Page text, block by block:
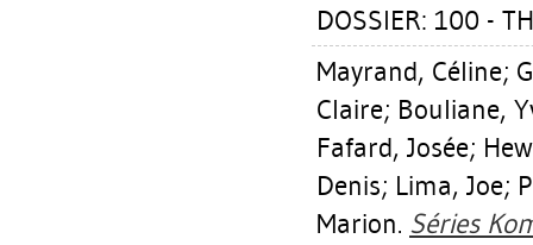
DOSSIER: 100 -
Mayrand, Céline;
Claire; Bouliane,
Fafard, Josée;
Denis; Lima, Joe;
Marion. Séries